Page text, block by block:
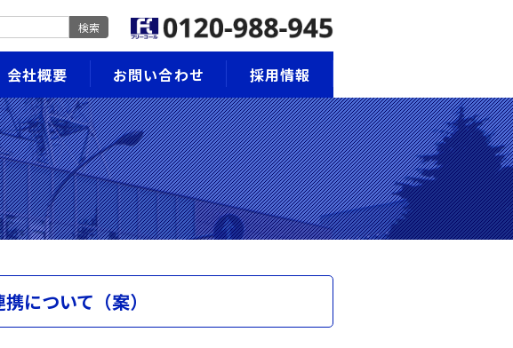
検索
会社概要 お問い合わせ 採用情報
について（案）